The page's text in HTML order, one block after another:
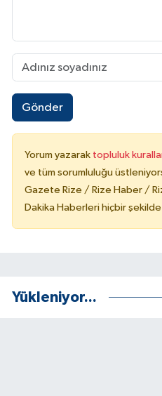
Gönder
Yorum yazarak topluluk
ve tüm sorumluluğu
Gazete Rize / Rize Haber /
Dakika Haberleri hiçbir
Yükleniyor...